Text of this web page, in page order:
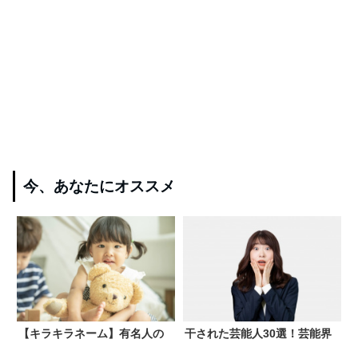
今、あなたにオススメ
【キラキラネーム】有名人の
干された芸能人30選！芸能界